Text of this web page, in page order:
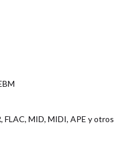
FLAC, MID, MIDI, APE y otros